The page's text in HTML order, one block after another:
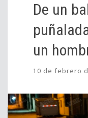
De un
un
10 de febrero